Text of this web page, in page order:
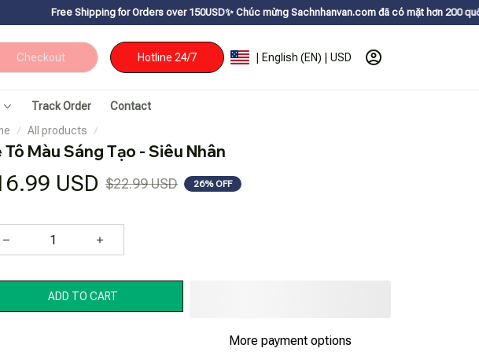
Shipping for Orders over 150USDㅤ✨Chúc mừng Sachnhanvan.com đã có mặt hơn 200 quốc gia như Mỹ,
Checkout Hotline 24/7 | English (EN) | USD
Track Order
Contact
All products
Tô Màu Sáng Tạo - Siêu Nhân
USD $22.99 USD 26% OFF
ADD TO CART
More payment options